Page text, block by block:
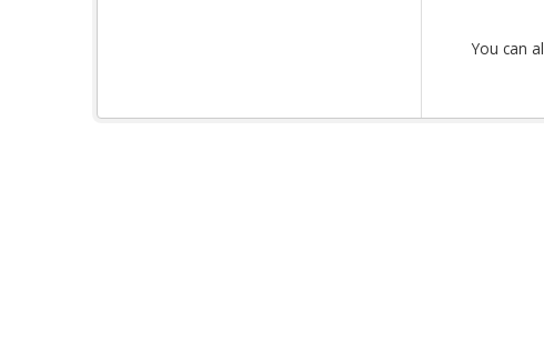
You can